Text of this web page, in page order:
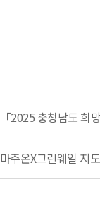
「2025 충청남도 희
마주온X그린웨일 지